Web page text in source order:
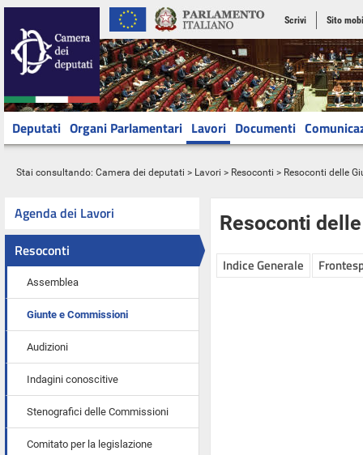
Scrivi Sito
Deputati Organi Parlamentari Lavori Documenti
Stai consultando: Camera dei deputati > Lavori > Resoconti > Resoconti delle
Agenda dei Lavori
Resoconti
Assemblea
Giunte e Commissioni
Audizioni
Indagini conoscitive
Stenografici delle Commissioni
Comitato per la legislazione
Resoconti
Indice Generale